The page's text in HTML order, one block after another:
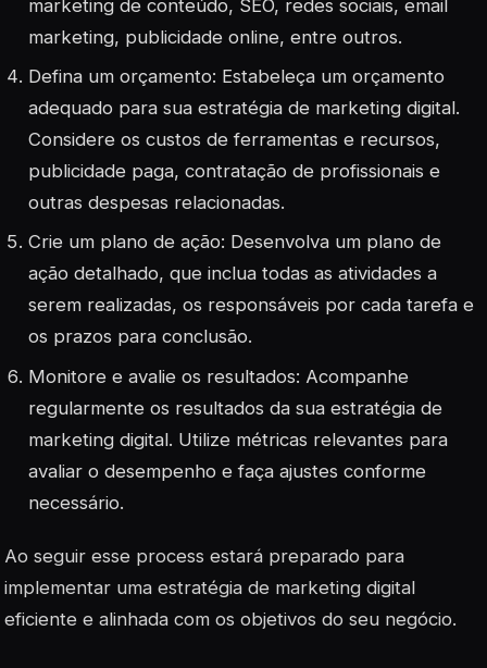
marketing de conteúdo, SEO, redes sociais, email
marketing, publicidade online, entre outros.
Defina um orçamento: Estabeleça um orçamento
adequado para sua estratégia de marketing digital.
Considere os custos de ferramentas e recursos,
publicidade paga, contratação de profissionais e
outras despesas relacionadas.
Crie um plano de ação: Desenvolva um plano de
ação detalhado, que inclua todas as atividades a
serem realizadas, os responsáveis por cada tarefa e
os prazos para conclusão.
Monitore e avalie os resultados: Acompanhe
regularmente os resultados da sua estratégia de
marketing digital. Utilize métricas relevantes para
avaliar o desempenho e faça ajustes conforme
necessário.
Ao seguir esse process estará preparado para
implementar uma estratégia de marketing digital
eficiente e alinhada com os objetivos do seu negócio.